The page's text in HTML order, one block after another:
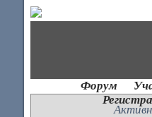
Форум